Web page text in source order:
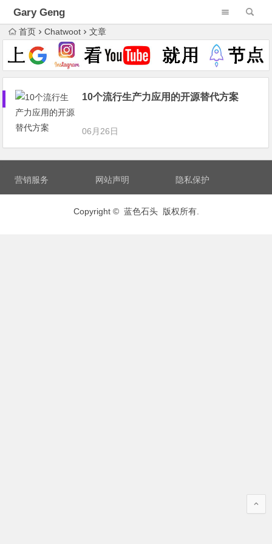
Gary Geng
首页 Chatwoot 文章
10个流行生产力应用的开源替代方案
06月26日
营销服务 网站声明 隐私保护
Copyright © 蓝色石头 版权所有.